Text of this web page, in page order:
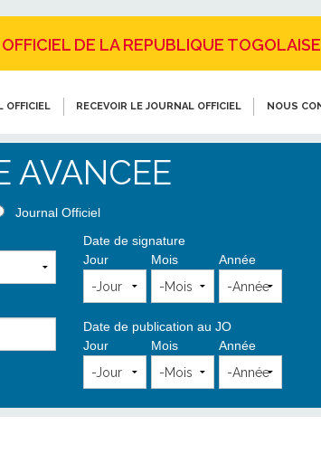
DE LA REPUBLIQUE
OFFICIEL RECEVOIR LE JOURNAL OFFICIEL NOUS
AVANCEE
Journal Officiel
Date de signature
Jour
Mois Année
Date de publication au JO
Jour
Mois Année